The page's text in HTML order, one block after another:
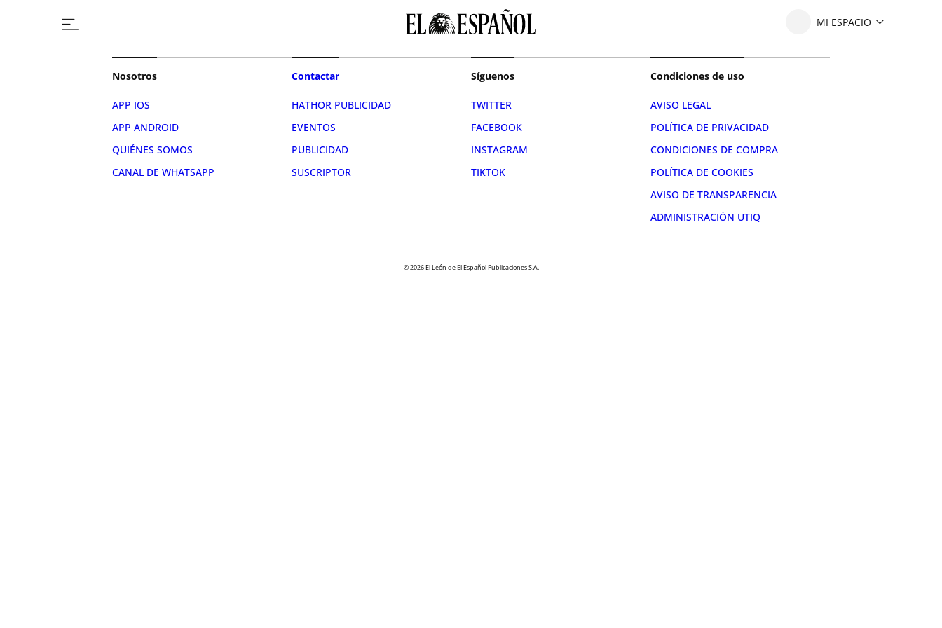
Nosotros
APP IOS
APP ANDROID
QUIÉNES SOMOS
CANAL DE WHATSAPP
Contactar
HATHOR PUBLICIDAD
EVENTOS
PUBLICIDAD
SUSCRIPTOR
Síguenos
TWITTER
FACEBOOK
INSTAGRAM
TIKTOK
Condiciones de uso
AVISO LEGAL
POLÍTICA DE PRIVACIDAD
CONDICIONES DE COMPRA
POLÍTICA DE COOKIES
AVISO DE TRANSPARENCIA
ADMINISTRACIÓN UTIQ
© 2026 El León de El Español Publicaciones S.A.